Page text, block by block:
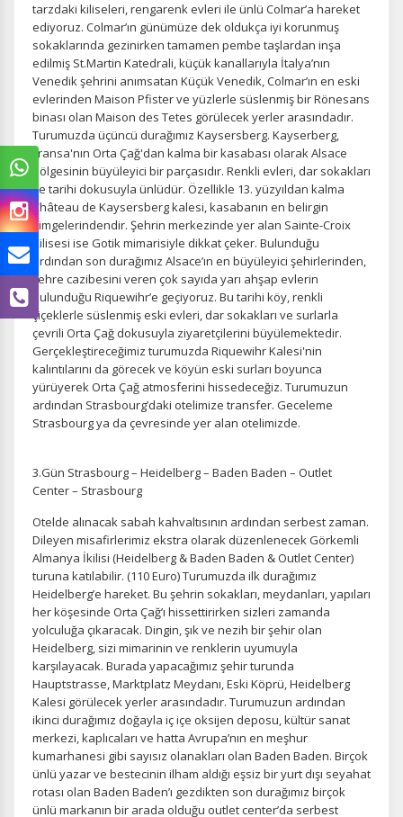
ÇEREZ KULLANIM AYARLARINIZ
Çerez tercihlerinizibelirleyin.
Daha fazla bilgi içinKVKK bilgilendirmemizi,çerez kullanım
gizlilik koşullarınıinceleyebilirsiniz.
Zorunlu Çerezler HER ZAMAN AKTIF
Oturum yönetimi, güvenlik ve temel site işlevleri için
gereklidir. Bu çerezler olmadan site düzgün çalışmaz ve
devre dışı bırakılamaz.
tarzdaki kiliseleri, rengarenk evleri ile ünlü Colmar’a hareket
ediyoruz. Colmar’ın günümüze dek oldukça iyi korunmuş
sokaklarında gezinirken tamamen pembe taşlardan inşa
edilmiş St.Martin Katedrali, küçük kanallarıyla İtalya’nın
Venedik şehrini anımsatan Küçük Venedik, Colmar’ın en eski
evlerinden Maison Pfister ve yüzlerle süslenmiş bir Rönesans
binası olan Maison des Tetes görülecek yerler arasındadır.
Turumuzda üçüncü durağımız Kaysersberg. Kayserberg,
Fransa'nın Orta Çağ'dan kalma bir kasabası olarak Alsace
bölgesinin büyüleyici bir parçasıdır. Renkli evleri, dar sokakları
ve tarihi dokusuyla ünlüdür. Özellikle 13. yüzyıldan kalma
Château de Kaysersberg kalesi, kasabanın en belirgin
simgelerindendir. Şehrin merkezinde yer alan Sainte-Croix
Kilisesi ise Gotik mimarisiyle dikkat çeker. Bulunduğu
ardından son durağımız Alsace’ın en büyüleyici şehirlerinden,
şehre cazibesini veren çok sayıda yarı ahşap evlerin
bulunduğu Riquewihr’e geçiyoruz. Bu tarihi köy, renkli
çiçeklerle süslenmiş eski evleri, dar sokakları ve surlarla
çevrili Orta Çağ dokusuyla ziyaretçilerini büyülemektedir.
Gerçekleştireceğimiz turumuzda Riquewihr Kalesi'nin
kalıntılarını da görecek ve köyün eski surları boyunca
yürüyerek Orta Çağ atmosferini hissedeceğiz. Turumuzun
ardından Strasbourg’daki otelimize transfer. Geceleme
Strasbourg ya da çevresinde yer alan otelimizde.
3.Gün Strasbourg – Heidelberg – Baden Baden – Outlet
Center – Strasbourg
Otelde alınacak sabah kahvaltısının ardından serbest zaman.
Dileyen misafirlerimiz ekstra olarak düzenlenecek Görkemli
Almanya İkilisi (Heidelberg & Baden Baden & Outlet Center)
turuna katılabilir. (110 Euro) Turumuzda ilk durağımız
Heidelberg’e hareket. Bu şehrin sokakları, meydanları, yapıları
her köşesinde Orta Çağ’ı hissettirirken sizleri zamanda
yolculuğa çıkaracak. Dingin, şık ve nezih bir şehir olan
Heidelberg, sizi mimarinin ve renklerin uyumuyla
karşılayacak. Burada yapacağımız şehir turunda
Hauptstrasse, Marktplatz Meydanı, Eski Köprü, Heidelberg
Kalesi görülecek yerler arasındadır. Turumuzun ardından
ikinci durağımız doğayla iç içe oksijen deposu, kültür sanat
merkezi, kaplıcaları ve hatta Avrupa’nın en meşhur
kumarhanesi gibi sayısız olanakları olan Baden Baden. Birçok
ünlü yazar ve bestecinin ilham aldığı eşsiz bir yurt dışı seyahat
rotası olan Baden Baden’ı gezdikten son durağımız birçok
ünlü markanın bir arada olduğu outlet center’da serbest